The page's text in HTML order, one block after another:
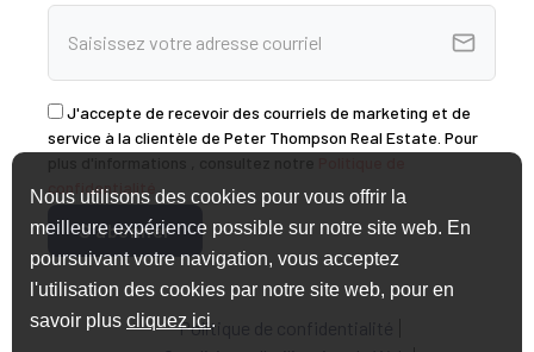
J'accepte de recevoir des courriels de marketing et de
service à la clientèle de Peter Thompson Real Estate. Pour
confidentialité
.
Politique de confidentialité
Nous utilisons des cookies pour vous offrir la
meilleure expérience possible sur notre site web. En
poursuivant votre navigation, vous acceptez
l'utilisation des cookies par notre site web, pour en
savoir plus cliquez ici.